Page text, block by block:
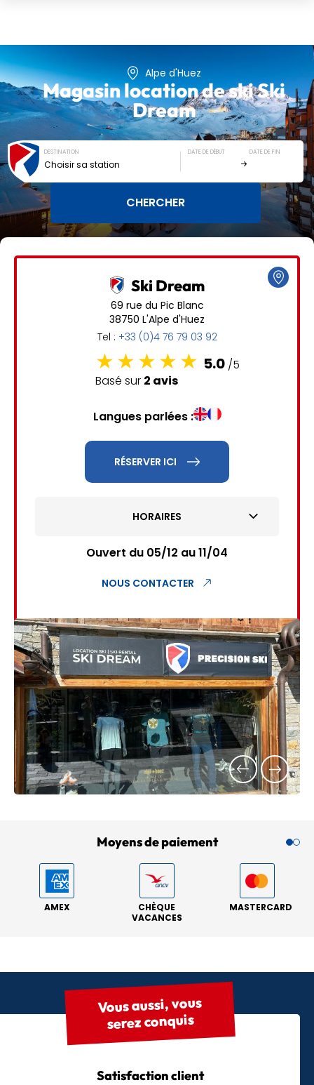
Alpe d'Huez
Magasin location de skiSki
Dream
DESTINATION
Choisir sa station
DATE DE DÉBUT DATE DE FIN
Ski Dream
69 rue du Pic Blanc
38750 L'Alpe d'Huez
Tel : +33 (0)4 76 79 03 92
5.0 /5
Basé sur 2 avis
Langues parlées :
RÉSERVER ICI
HORAIRES
Ouvert du 05/12 au 11/04
NOUS CONTACTER
Moyens de paiement
AMEX
CHÈQUE
VACANCES
MASTERCARD
Vous aussi, vous
serez conquis
Satisfaction client